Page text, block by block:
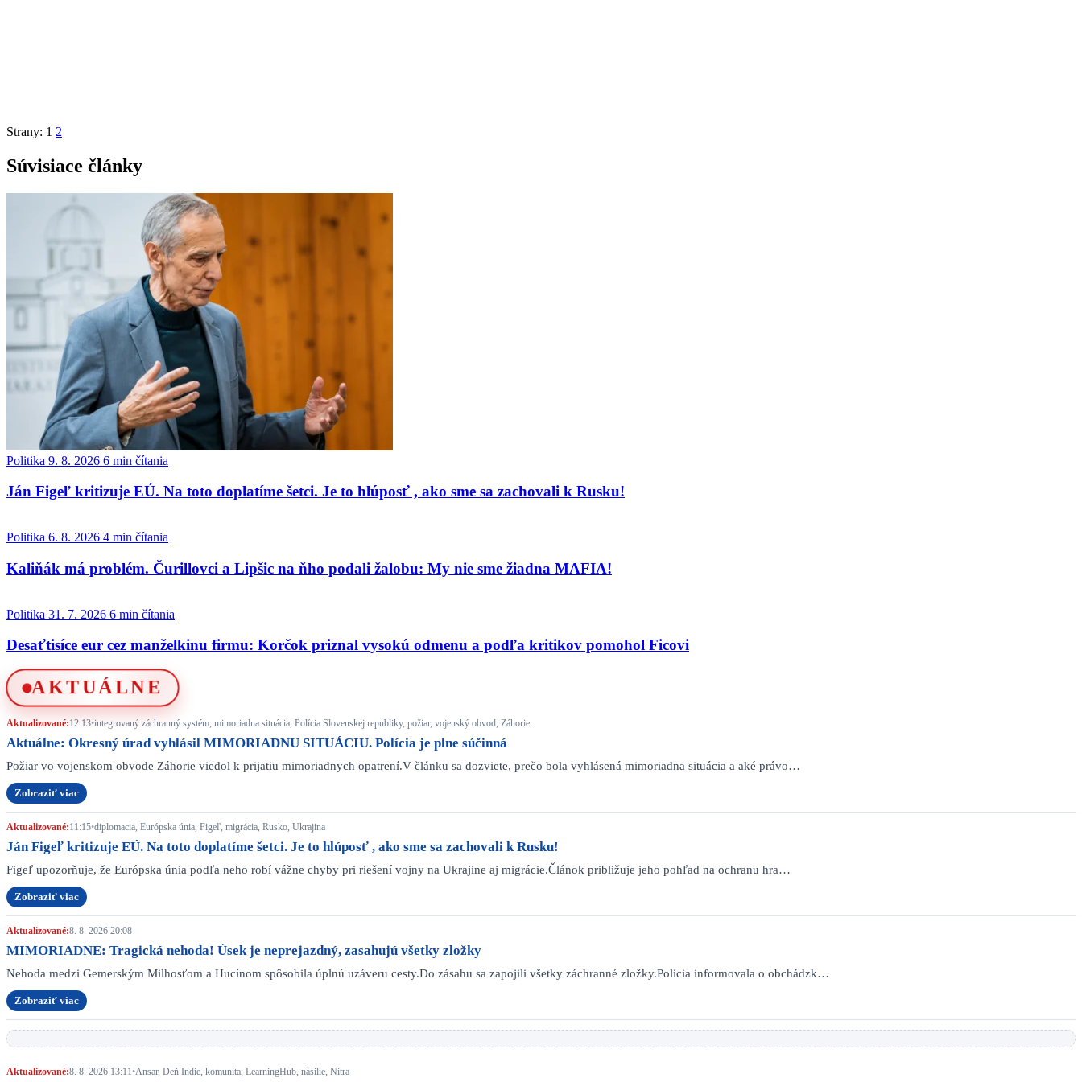
Strany: 1 2
Súvisiace články
Politika 9. 8. 2026 6 min čítania
Ján Figeľ kritizuje EÚ. Na toto doplatíme šetci. Je to hlúposť , ako sme sa zachovali k Rusku!
Politika 6. 8. 2026 4 min čítania
Kaliňák má problém. Čurillovci a Lipšic na ňho podali žalobu: My nie sme žiadna MAFIA!
Politika 31. 7. 2026 6 min čítania
Desaťtisíce eur cez manželkinu firmu: Korčok priznal vysokú odmenu a podľa kritikov pomohol Ficovi
AKTUÁLNE
Aktualizované:12:13•integrovaný záchranný systém, mimoriadna situácia, Polícia Slovenskej republiky, požiar, vojenský obvod, Záhorie
Aktuálne: Okresný úrad vyhlásil MIMORIADNU SITUÁCIU. Polícia je plne súčinná
Požiar vo vojenskom obvode Záhorie viedol k prijatiu mimoriadnych opatrení.V článku sa dozviete, prečo bola vyhlásená mimoriadna situácia a aké právo…
Zobraziť viac
Aktualizované:11:15•diplomacia, Európska únia, Figeľ, migrácia, Rusko, Ukrajina
Ján Figeľ kritizuje EÚ. Na toto doplatíme šetci. Je to hlúposť , ako sme sa zachovali k Rusku!
Figeľ upozorňuje, že Európska únia podľa neho robí vážne chyby pri riešení vojny na Ukrajine aj migrácie.Článok približuje jeho pohľad na ochranu hra…
Zobraziť viac
Aktualizované:8. 8. 2026 20:08
MIMORIADNE: Tragická nehoda! Úsek je neprejazdný, zasahujú všetky zložky
Nehoda medzi Gemerským Milhosťom a Hucínom spôsobila úplnú uzáveru cesty.Do zásahu sa zapojili všetky záchranné zložky.Polícia informovala o obchádzk…
Zobraziť viac
Aktualizované:8. 8. 2026 13:11•Ansar, Deň Indie, komunita, LearningHub, násilie, Nitra